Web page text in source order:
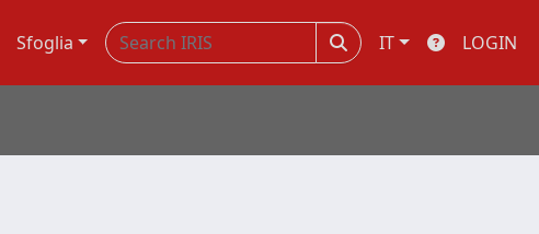
Sfoglia IT LOGIN